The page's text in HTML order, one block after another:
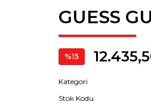
GUESS
%15
Kategori
Stok Kodu